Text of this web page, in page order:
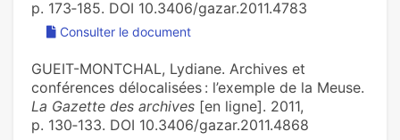
p. 173‑185. DOI 10.3406/gazar.2011.4783
Consulter le document
GUEIT-MONTCHAL, Lydiane. Archives et
conférences délocalisées : l’exemple de la Meuse.
La Gazette des archives [en ligne]. 2011,
p. 130‑133. DOI 10.3406/gazar.2011.4868